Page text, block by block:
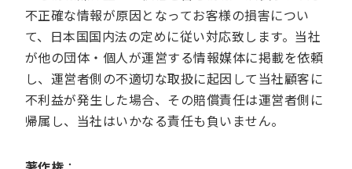
不正確な情報が原因となってお客様の損害につい
て、日本国国内法の定めに従い対応致します。当社
が他の団体・個人が運営する情報媒体に掲載を依頼
し、運営者側の不適切な取扱に起因して当社顧客に
不利益が発生した場合、その賠償責任は運営者側に
帰属し、当社はいかなる責任も負いません。